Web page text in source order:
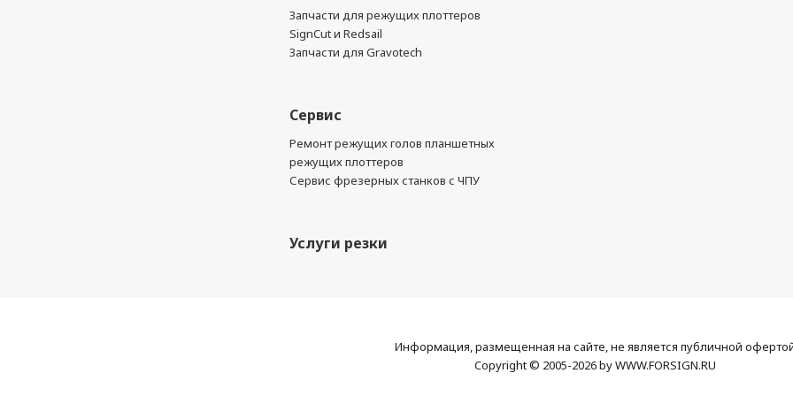
Запчасти для режущих плоттеров
SignCut и Redsail
Запчасти для Gravotech
Сервис
Ремонт режущих голов планшетных
режущих плоттеров
Сервис фрезерных станков с ЧПУ
Услуги резки
Информация, размещенная на сайте, не является публичной
Copyright © 2005-2026 by WWW.FORSIGN.RU